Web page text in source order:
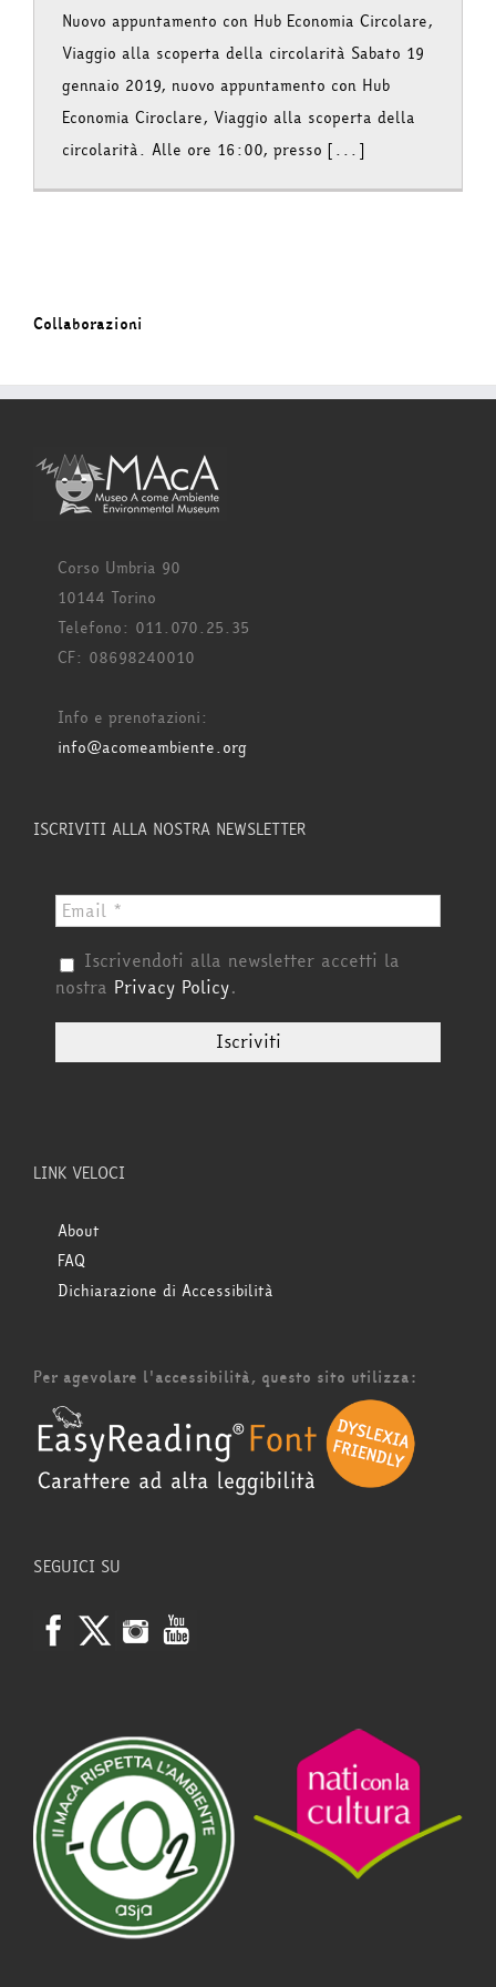
Nuovo appuntamento con Hub Economia Circolare,
Viaggio alla scoperta della circolarità Sabato 19
gennaio 2019, nuovo appuntamento con Hub
Economia Ciroclare, Viaggio alla scoperta della
circolarità. Alle ore 16:00, presso [...]
Collaborazioni
Corso Umbria 90
10144 Torino
Telefono: 011.070.25.35
CF: 08698240010
Info e prenotazioni:
info@acomeambiente.org
ISCRIVITI ALLA NOSTRA NEWSLETTER
Iscrivendoti alla newsletter accetti la
nostra Privacy Policy.
LINK VELOCI
About
FAQ
Dichiarazione di Accessibilità
Per agevolare l'accessibilità, questo sito utilizza:
SEGUICI SU